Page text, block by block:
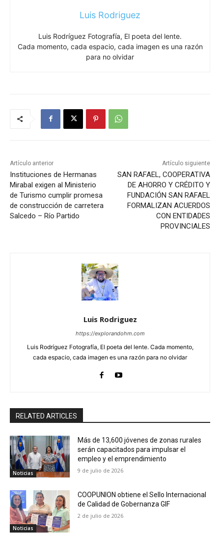
Luis Rodriguez
Luis Rodríguez Fotografía, El poeta del lente.
Cada momento, cada espacio, cada imagen es una razón
para no olvidar
Artículo anterior
Instituciones de Hermanas
Mirabal exigen al Ministerio
de Turismo cumplir promesa
de construcción de carretera
Salcedo – Río Partido
Artículo siguiente
SAN RAFAEL, COOPERATIVA
DE AHORRO Y CRÉDITO Y
FUNDACIÓN SAN RAFAEL
FORMALIZAN ACUERDOS
CON ENTIDADES
PROVINCIALES
Luis Rodriguez
https://explorandohm.com
Luis Rodríguez Fotografía, El poeta del lente. Cada momento,
cada espacio, cada imagen es una razón para no olvidar
RELATED ARTICLES
Noticias
Más de 13,600 jóvenes de zonas rurales
serán capacitados para impulsar el
empleo y el emprendimiento
9 de julio de 2026
Noticias
COOPUNION obtiene el Sello Internacional
de Calidad de Gobernanza GIF
2 de julio de 2026